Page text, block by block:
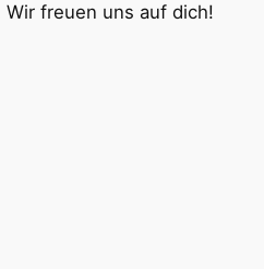
freuen uns auf dich!